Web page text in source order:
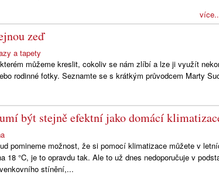
zeď
a tapety
můžeme kreslit, cokoliv se nám zlíbí a lze ji využít
rodinné fotky. Seznamte se s krátkým průvodcem Marty
být stejně efektní jako domácí
pomineme možnost, že si pomocí klimatizace můžete v
18 °C, je to opravdu tak. Ale to už dnes nedoporučuje v
stínění,...